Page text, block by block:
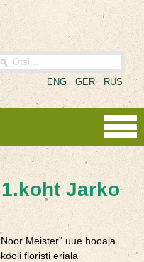
ENG GER RUS
Jarko
Meister” uue hooaja
floristi eriala